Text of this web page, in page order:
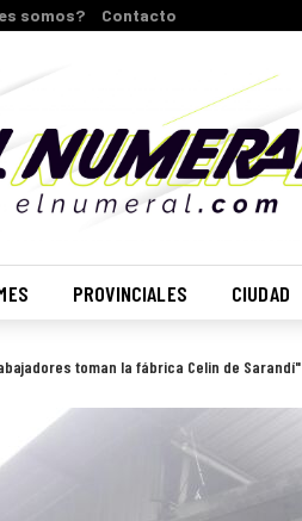
somos? Contacto
PROVINCIALES CIUDAD
toman la fábrica Celin de Sarandí"